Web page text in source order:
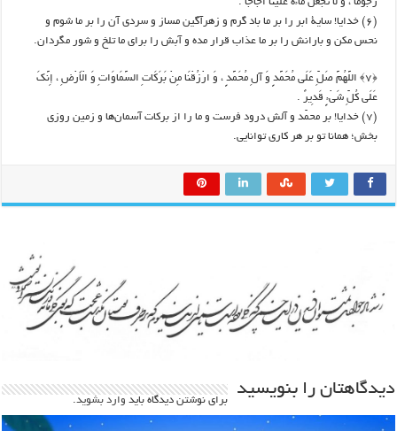
رُجُوماً ، وَ لَا تَجْعَلْ مَاءَهُ عَلَيْنَا أُجَاجاً .
(۶) خدایا! سایۀ ابر را بر ما باد گرم و زهرآگین مساز و سردی آن را بر ما شوم و
نحس مکن و بارانش را بر ما عذاب قرار مده و آبش را برای ما تلخ و شور مگردان.
﴿۷﴾ اللَّهُمَّ صَلِّ عَلَى مُحَمَّدٍ وَ آلِ مُحَمَّدٍ ، وَ ارْزُقْنَا مِنْ بَرَكَاتِ السَّمَاوَاتِ وَ الْأَرْضِ ، إِنَّكَ
عَلَى كُلِّ شَيْ‌ءٍ قَدِيرٌ .
(۷) خدایا! بر محمّد و آلش درود فرست و ما را از برکات آسمان‌ها و زمین روزی
بخش؛ همانا تو بر هر کاری توانایی.
دیدگاهتان را بنویسید
برای نوشتن دیدگاه باید وارد بشوید.